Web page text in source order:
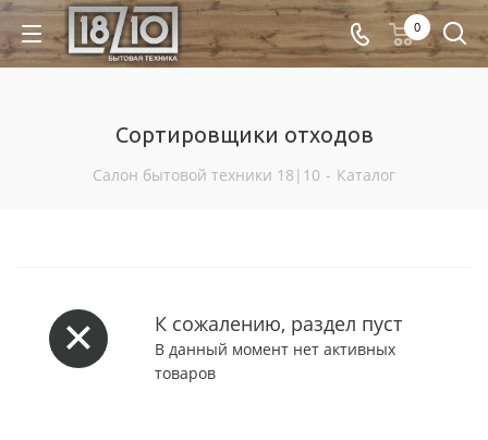
0
Сортировщики отходов
Салон бытовой техники 18|10 - Каталог
К сожалению, раздел пуст
В данный момент нет активных
товаров